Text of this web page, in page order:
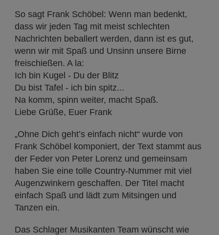
So sagt Frank Schöbel: Wenn man bedenkt,
dass wir jeden Tag mit meist schlechten
Nachrichten beballert werden, dann ist es gut,
wenn wir mit Spaß und Unsinn unsere Birne
freischießen. A la:
Ich bin Kugel - Du der Blitz
Du bist Tafel - ich bin spitz...
Na komm, spinn weiter, macht Spaß.
Liebe Grüße, Euer Frank
„Ohne Dich geht’s einfach nicht“ wurde von
Frank Schöbel komponiert, der Text stammt aus
der Feder von Peter Lorenz und gemeinsam
haben Sie eine tolle Country-Nummer mit viel
Augenzwinkern geschaffen. Der Titel macht
einfach Spaß und lädt zum Mitsingen und
Tanzen ein.
Das Schlager Musikanten Team wünscht wie